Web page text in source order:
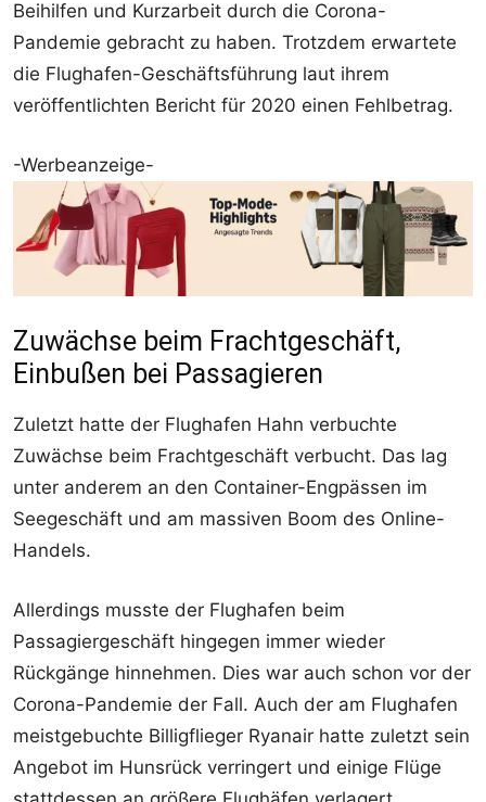
Beihilfen und Kurzarbeit durch die Corona-
Pandemie gebracht zu haben. Trotzdem erwartete
die Flughafen-Geschäftsführung laut ihrem
veröffentlichten Bericht für 2020 einen Fehlbetrag.
-Werbeanzeige-
Zuwächse beim Frachtgeschäft,
Einbußen bei Passagieren
Zuletzt hatte der Flughafen Hahn verbuchte
Zuwächse beim Frachtgeschäft verbucht. Das lag
unter anderem an den Container-Engpässen im
Seegeschäft und am massiven Boom des Online-
Handels.
Allerdings musste der Flughafen beim
Passagiergeschäft hingegen immer wieder
Rückgänge hinnehmen. Dies war auch schon vor der
Corona-Pandemie der Fall. Auch der am Flughafen
meistgebuchte Billigflieger Ryanair hatte zuletzt sein
Angebot im Hunsrück verringert und einige Flüge